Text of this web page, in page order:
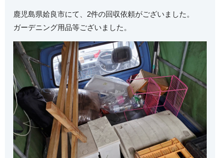
鹿児島県姶良市にて、2件の回収依頼がございました。
ガーデニング用品等ございました。